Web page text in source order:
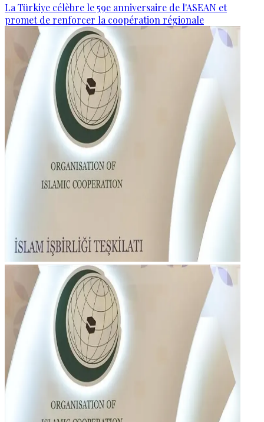
La Türkiye célèbre le 59e anniversaire de l'ASEAN et
promet de renforcer la coopération régionale